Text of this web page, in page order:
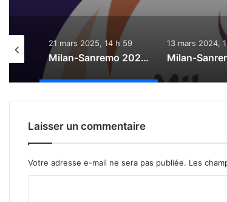
21 mars 2025, 14 h 59
Milan-Sanremo 2025 : Le direct
13 mars 2024,
Laisser un commentaire
Votre adresse e-mail ne sera pas publiée. Les